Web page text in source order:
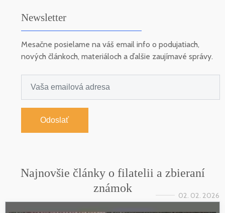
Newsletter
Mesačne posielame na váš email info o podujatiach,
nových článkoch, materiáloch a ďalšie zaujímavé správy.
Odoslať
Najnovšie články o filatelii a zbieraní
známok
02. 02. 2026